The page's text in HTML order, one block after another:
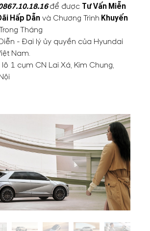
để được Tư Vấn Miễn
Hấp Dẫnvà Chương Trình Khuyến
Tháng
- Đại lý ủy quyền của Hyundai
Nam.
1 cụm CN Lai Xá, Kim Chung,